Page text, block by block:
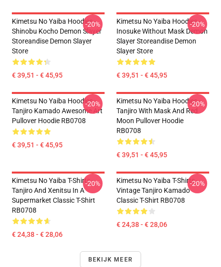
Kimetsu No Yaiba Hoodies -
Shinobu Kocho Demon Slayer
Storeandise Demon Slayer
Store
€ 39,51 - € 45,95
-20%
Kimetsu No Yaiba Hoodies -
Inosuke Without Mask Demon
Slayer Storeandise Demon
Slayer Store
€ 39,51 - € 45,95
-20%
Kimetsu No Yaiba Hoodies -
Tanjiro Kamado Awesome Art
Pullover Hoodie RB0708
€ 39,51 - € 45,95
-20%
Kimetsu No Yaiba Hoodies -
Tanjiro With Mask And Red
Moon Pullover Hoodie
RB0708
€ 39,51 - € 45,95
-20%
Kimetsu No Yaiba T-Shirts -
Tanjiro And Xenitsu In A
Supermarket Classic T-Shirt
RB0708
€ 24,38 - € 28,06
-20%
Kimetsu No Yaiba T-Shirts -
Vintage Tanjiro Kamado
Classic T-Shirt RB0708
€ 24,38 - € 28,06
-20%
BEKIJK MEER